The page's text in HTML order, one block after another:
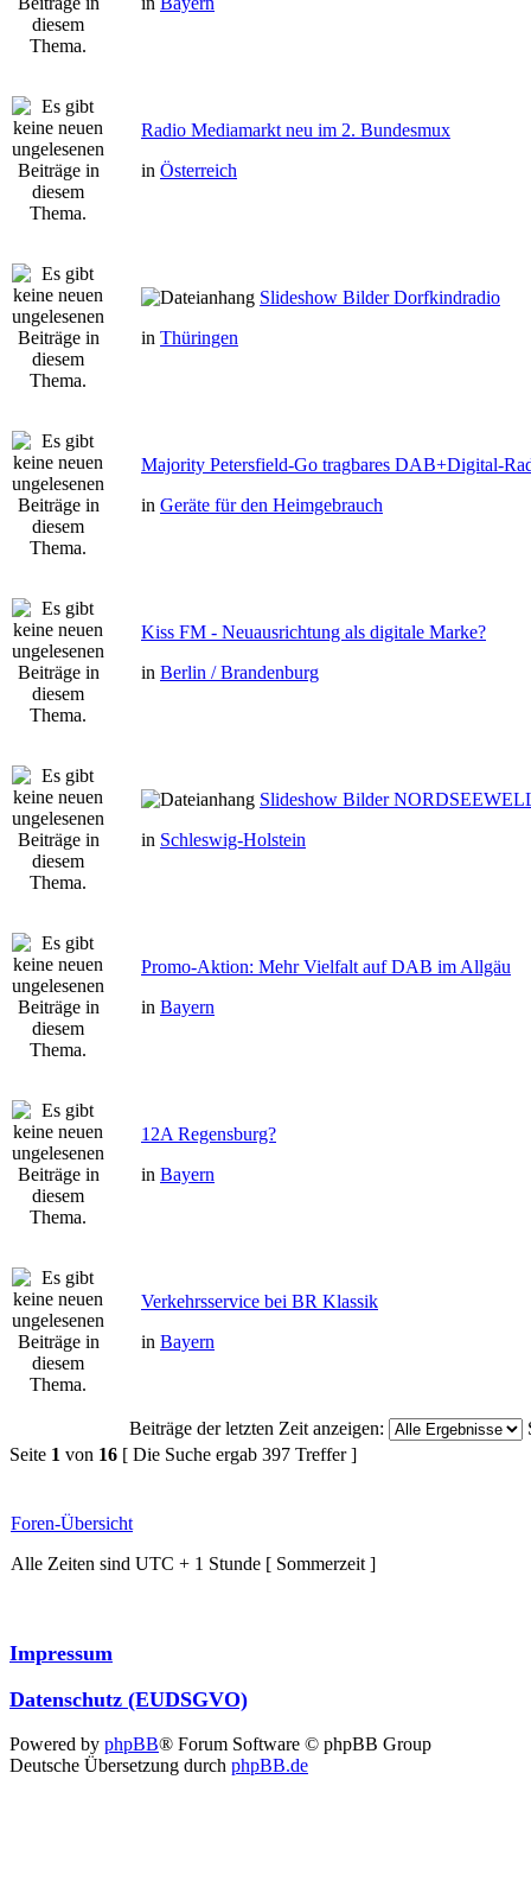
Radio Mediamarkt neu im 2. Bundesmux
in Österreich
Slideshow Bilder Dorfkindradio
in Thüringen
Majority Petersfield-Go tragbares DAB+Digital-
in Geräte für den Heimgebrauch
Kiss FM - Neuausrichtung als digitale Marke?
in Berlin / Brandenburg
Slideshow Bilder
in Schleswig-Holstein
Promo-Aktion: Mehr Vielfalt auf DAB im Allgäu
in Bayern
12A Regensburg?
in Bayern
Verkehrsservice bei BR Klassik
in Bayern
Beiträge der letzten Zeit anzeigen:
Seite 1 von 16 [ Die Suche ergab 397 Treffer ]
Foren-Übersicht
Alle Zeiten sind UTC + 1 Stunde [ Sommerzeit ]
Impressum
Datenschutz (EUDSGVO)
Powered by phpBB® Forum Software © phpBB Group
Deutsche Übersetzung durch phpBB.de